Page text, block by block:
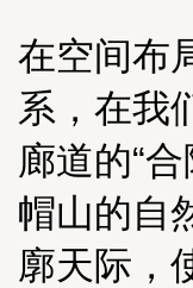
在空间布
系，在我
廊道的“
帽山的自
廓天际，